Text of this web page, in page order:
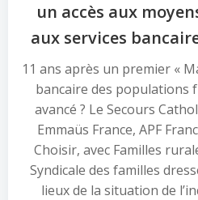
un accès aux
aux services
11 ans après un premier «
bancaire des populations
avancé ? Le Secours
Emmaüs France, APF
Choisir, avec Familles
Syndicale des familles
lieux de la situation de